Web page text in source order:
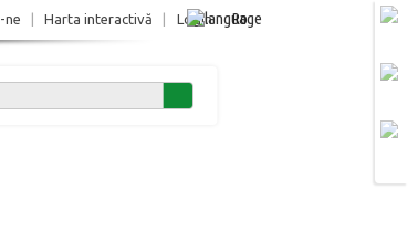
Login Ro
ne Harta interactivă